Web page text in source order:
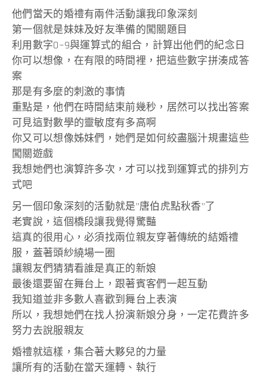
他們當天的婚禮有兩件活動讓我印象深刻
第一個就是妹妹及好友準備的闖關題目
利用數字0~9與運算式的組合，計算出他們的紀念日
你可以想像，在有限的時間裡，把這些數字拼湊成答
案
那是有多麼的刺激的事情
重點是，他們在時間結束前幾秒，居然可以找出答案
可見這對數學的靈敏度有多高啊
你又可以想像姊妹們，她們是如何絞盡腦汁規畫這些
闖關遊戲
我想她們也演算許多次，才可以找到運算式的排列方
式吧
另一個印象深刻的活動就是”唐伯虎點秋香”了
老實說，這個橋段讓我覺得驚豔
這真的很用心，必須找兩位親友穿著傳統的結婚禮
服，蓋著頭紗繞場一圈
讓親友們猜猜看誰是真正的新娘
最後還要留在舞台上，跟著賓客們一起互動
我知道並非多數人喜歡到舞台上表演
所以，我想她們在找人扮演新娘分身，一定花費許多
努力去說服親友
婚禮就這樣，集合著大夥兒的力量
讓所有的活動在當天運轉、執行